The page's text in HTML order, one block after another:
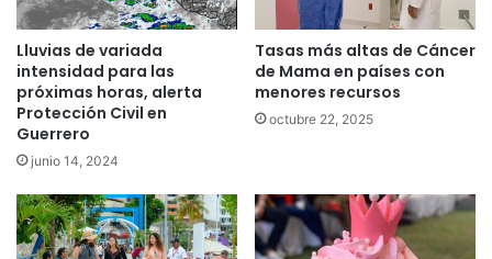
Lluvias de variada
intensidad para las
próximas horas, alerta
Protección Civil en
Guerrero
junio 14, 2024
Tasas más altas de Cáncer
de Mama en países con
menores recursos
octubre 22, 2025